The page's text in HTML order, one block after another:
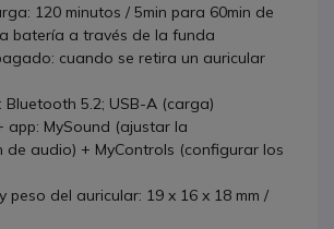
120 minutos / 5min para 60min de
batería a través de la funda
cuando se retira un auricular
Bluetooth 5.2; USB-A (carga)
app: MySound (ajustar la
de audio) + MyControls (configurar los
peso del auricular: 19 x 16 x 18 mm /